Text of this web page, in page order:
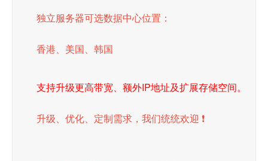
独立服务器可选数据中心位置：
香港、美国、韩国
支持升级更高带宽、额外IP地址及扩展存储空间。
升级、优化、定制需求，我们统统欢迎 ❗